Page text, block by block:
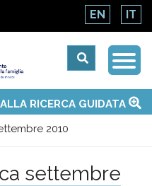
EN IT
RICERCA GUIDATA
2010
settembre